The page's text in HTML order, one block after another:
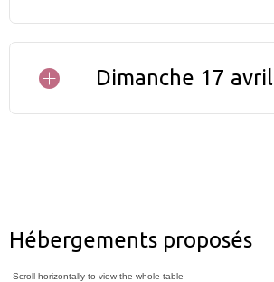
Activités montagneDimanche 17 avril
Hébergements proposés